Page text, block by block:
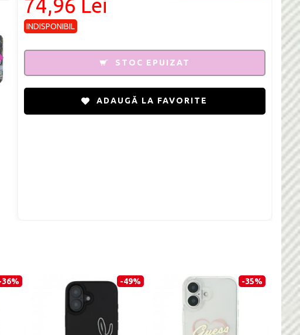
74,96 Lei
INDISPONIBIL
STOC EPUIZAT
ADAUGĂ LA FAVORITE
-49% -35%